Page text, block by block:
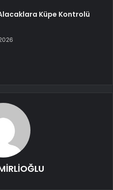
Küpe Kontrolü